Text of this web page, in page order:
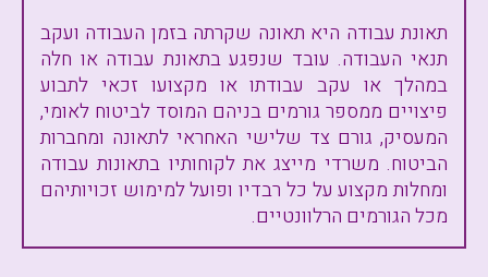
תאונת עבודה היא תאונה שקרתה בזמן העבודה ועקב
תנאי העבודה. עובד שנפגע בתאונת עבודה או חלה
במהלך או עקב עבודתו או מקצועו זכאי לתבוע
פיצויים ממספר גורמים בניהם המוסד לביטוח לאומי,
המעסיק, גורם צד שלישי האחראי לתאונה ומחברות
הביטוח. משרדי מייצג את לקוחותיו בתאונות עבודה
ומחלות מקצוע על כל רבדיו ופועל למימוש זכויותיהם
מכל הגורמים הרלוונטיים.